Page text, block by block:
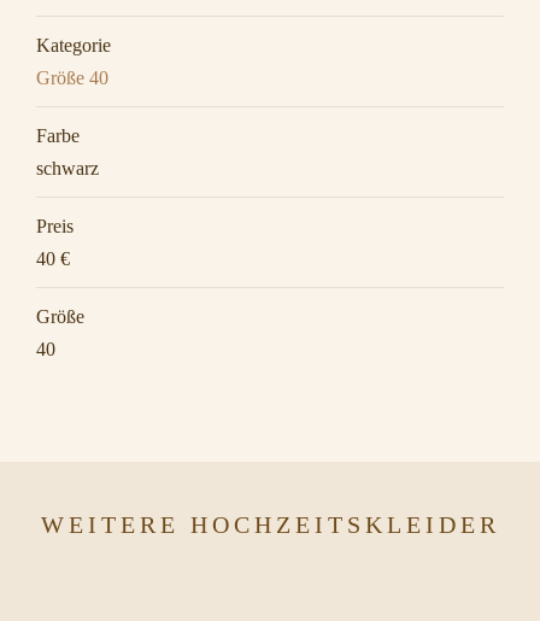
Kategorie
Größe 40
Farbe
schwarz
Preis
40 €
Größe
40
WEITERE HOCHZEITSKLEIDER